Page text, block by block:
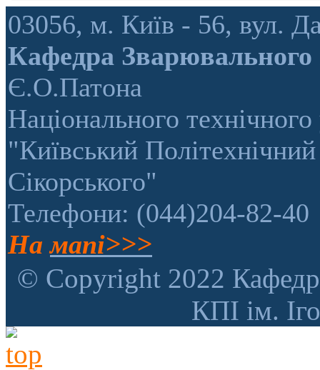
03056, м. Київ - 56, вул.
Кафедра
Є.О.Патона
Національного
"Київський Політехнічний
Сікорського"
Телефони: (044)204-82-40
Намапі>>>
© Copyright 2022
КПІ ім.